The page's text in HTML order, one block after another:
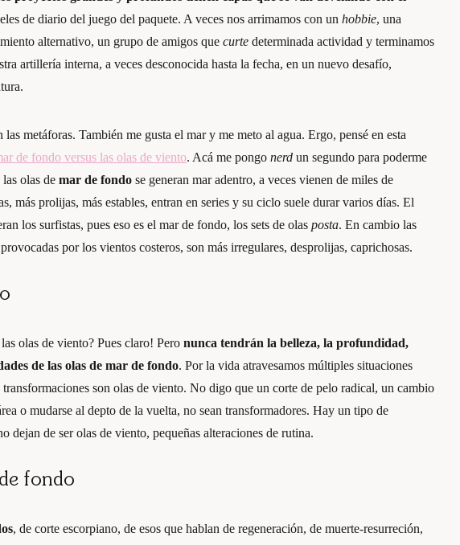
de diario del juego del paquete. A veces nos arrimamos con un hobbie, una
alternativo, un grupo de amigos que curte determinada actividad y terminamos
artillería interna, a veces desconocida hasta la fecha, en un nuevo desafío,
las metáforas. También me gusta el mar y me meto al agua. Ergo, pensé en esta
de fondo versus las olas de viento. Acá me pongo nerd un segundo para poderme
olas de mar de fondo se generan mar adentro, a veces vienen de miles de
más prolijas, más estables, entran en series y su ciclo suele durar varios días. El
los surfistas, pues eso es el mar de fondo, los sets de olas posta. En cambio las
por los vientos costeros, son más irregulares, desprolijas, caprichosas.
olas de viento? Pues claro! Pero nunca tendrán la belleza, la profundidad,
de las olas de mar de fondo. Por la vida atravesamos múltiples situaciones
son olas de viento. No digo que un corte de pelo radical, un cambio
o mudarse al depto de la vuelta, no sean transformadores. Hay un tipo de
dejan de ser olas de viento, pequeñas alteraciones de rutina.
fondo
, de corte escorpiano, de esos que hablan de regeneración, de muerte-resurreción,